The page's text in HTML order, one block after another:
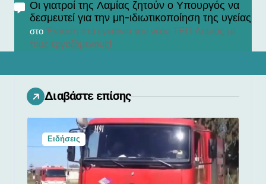
Οι γιατροί της Λαμίας ζητούν ο Υπουργός να
δεσμευτεί για την μη-ιδιωτικοποίηση της υγείας
στο Ένταση στα εγκαίνια του νέου ΤΕΠ Λαμίας με
τους εργαζόμενους!
Διαβάστε επίσης
Ειδήσεις